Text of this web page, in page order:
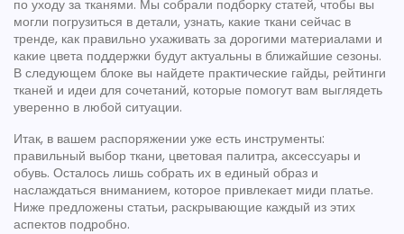
по уходу за тканями. Мы собрали подборку статей, чтобы вы
могли погрузиться в детали, узнать, какие ткани сейчас в
тренде, как правильно ухаживать за дорогими материалами и
какие цвета поддержки будут актуальны в ближайшие сезоны.
В следующем блоке вы найдете практические гайды, рейтинги
тканей и идеи для сочетаний, которые помогут вам выглядеть
уверенно в любой ситуации.
Итак, в вашем распоряжении уже есть инструменты:
правильный выбор ткани, цветовая палитра, аксессуары и
обувь. Осталось лишь собрать их в единый образ и
наслаждаться вниманием, которое привлекает миди платье.
Ниже предложены статьи, раскрывающие каждый из этих
аспектов подробно.